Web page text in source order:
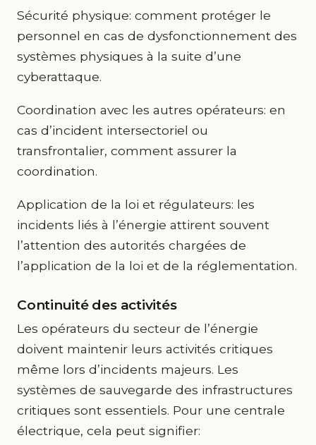
Sécurité physique: comment protéger le
personnel en cas de dysfonctionnement des
systèmes physiques à la suite d’une
cyberattaque.
Coordination avec les autres opérateurs: en
cas d’incident intersectoriel ou
transfrontalier, comment assurer la
coordination.
Application de la loi et régulateurs: les
incidents liés à l’énergie attirent souvent
l’attention des autorités chargées de
l’application de la loi et de la réglementation.
Continuité des activités
Les opérateurs du secteur de l’énergie
doivent maintenir leurs activités critiques
même lors d’incidents majeurs. Les
systèmes de sauvegarde des infrastructures
critiques sont essentiels. Pour une centrale
électrique, cela peut signifier: